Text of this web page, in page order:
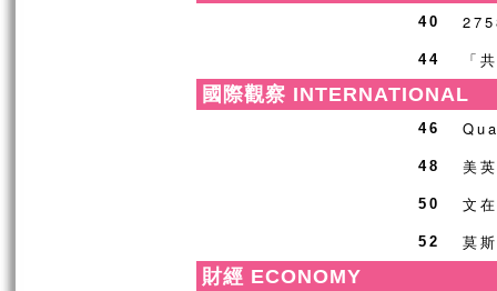
40
44 「
國際觀察 INTERNATIONAL
46
48 美
50 文
52 莫
財經 ECONOMY